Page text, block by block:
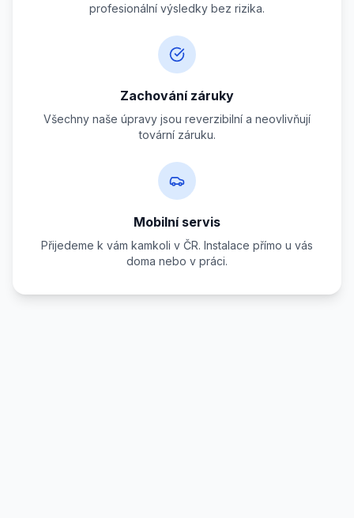
profesionální výsledky bez rizika.
Zachování záruky
Všechny naše úpravy jsou reverzibilní a neovlivňují
tovární záruku.
Mobilní servis
Přijedeme k vám kamkoli v ČR. Instalace přímo u vás
doma nebo v práci.